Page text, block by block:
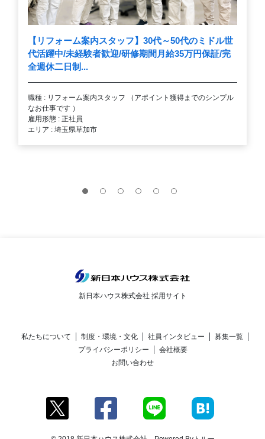
【リフォーム案内スタッフ】30代～50代のミドル世
代活躍中/未経験者歓迎/研修期間月給35万円保証/完
全週休二日制...
職種 : リフォーム案内スタッフ （アポイント獲得までのシンプル
なお仕事です ）
雇用形態 : 正社員
エリア : 埼玉県草加市
新日本ハウス株式会社 採用サイト
私たちについて 制度・環境・文化 社員インタビュー
募集一覧
プライバシーポリシー
会社概要
お問い合わせ